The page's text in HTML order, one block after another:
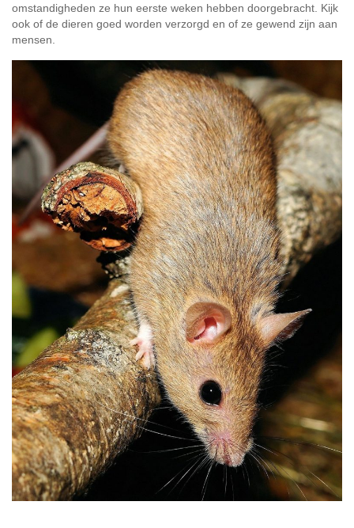
omstandigheden ze hun eerste weken hebben doorgebracht. Kijk
ook of de dieren goed worden verzorgd en of ze gewend zijn aan
mensen.